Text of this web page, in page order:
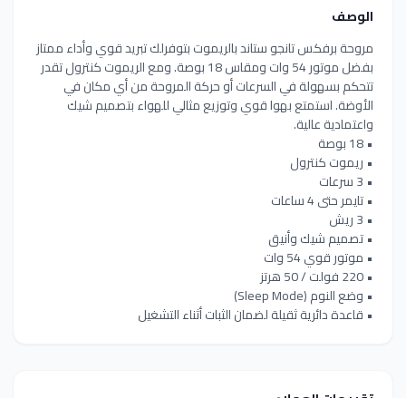
الوصف
مروحة برفكس تانجو ستاند بالريموت بتوفرلك تبريد قوي وأداء ممتاز
بفضل موتور 54 وات ومقاس 18 بوصة. ومع الريموت كنترول تقدر
تتحكم بسهولة في السرعات أو حركة المروحة من أي مكان في
الأوضة. استمتع بهوا قوي وتوزيع مثالي للهواء بتصميم شيك
واعتمادية عالية.
• 18 بوصة
• ريموت كنترول
• 3 سرعات
• تايمر حتى 4 ساعات
• 3 ريش
• تصميم شيك وأنيق
• موتور قوي 54 وات
• 220 فولت / 50 هرتز
• وضع النوم (Sleep Mode)
• قاعدة دائرية ثقيلة لضمان الثبات أثناء التشغيل